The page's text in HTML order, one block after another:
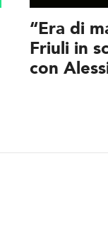
“Era di
Friuli in
con